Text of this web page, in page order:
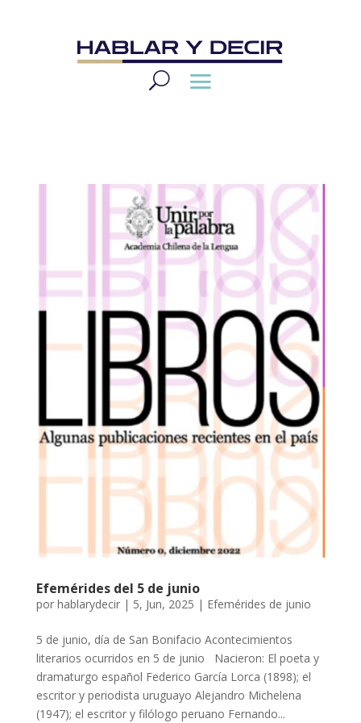
Efemérides del 5 de junio
por hablarydecir| 5, Jun, 2025 | Efemérides de junio
5 de junio, día de San Bonifacio Acontecimientos
literarios ocurridos en 5 de junio Nacieron: El poeta y
dramaturgo español Federico García Lorca (1898); el
escritor y periodista uruguayo Alejandro Michelena
(1947); el escritor y filólogo peruano Fernando...